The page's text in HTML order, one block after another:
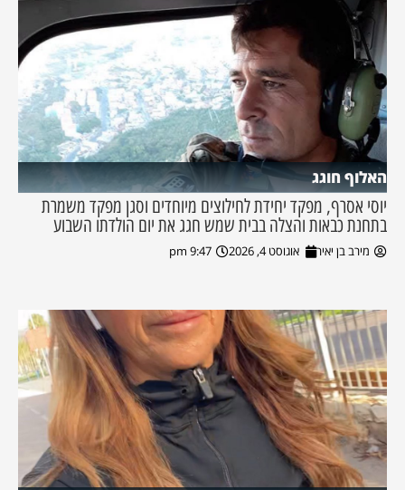
האלוף חוגג
יוסי אסרף, מפקד יחידת לחילוצים מיוחדים וסגן מפקד משמרת
בתחנת כבאות והצלה בבית שמש חגג את יום הולדתו השבוע
מירב בן יאיר אוגוסט 4, 2026 9:47 pm